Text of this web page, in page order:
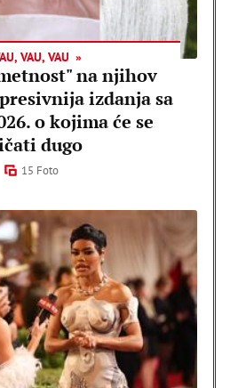
VAU, VAU
na njihov
izdanja sa
o kojima će se
dugo
15 Foto